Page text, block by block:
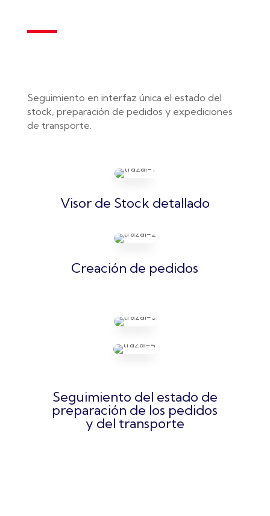
Seguimiento en interfaz única el estado del
stock, preparación de pedidos y expediciones
de transporte.
Visor de Stock detallado
Creación de pedidos
Seguimiento del estado de
preparación de los pedidos
y del transporte